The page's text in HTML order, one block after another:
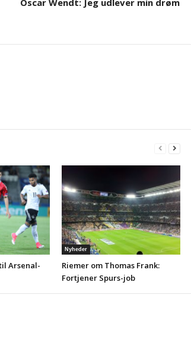
Oscar Wendt: Jeg udlever min drøm
Arsenal-
Nyheder
Riemer om Thomas Frank:
Fortjener Spurs-job